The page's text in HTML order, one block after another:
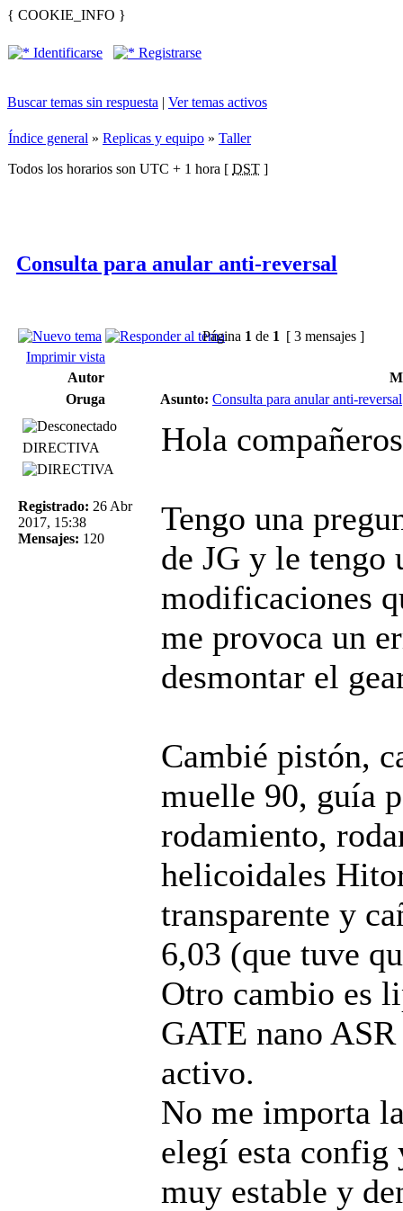
{ COOKIE_INFO }
Identificarse Registrarse
Buscar temas sin respuesta | Ver temas activos
Índice general » Replicas y equipo » Taller
Todos los horarios son UTC + 1 hora [ DST ]
Consulta para anular anti-reversal
Página 1 de 1 [ 3 mensajes ]
Imprimir vista
Autor
Oruga
Asunto: Consulta para anular anti-reversal
DIRECTIVA
Registrado: 26 Abr
2017, 15:38
Mensajes: 120
Hola
Tengo una
de JG y le tengo
modificaciones
me provoca un
desmontar el
Cambié pistón,
muelle 90, guía
rodamiento,
helicoidales
transparente y
6,03 (que tuve
Otro cambio es
GATE nano
activo.
No me importa
elegí esta config
muy estable y